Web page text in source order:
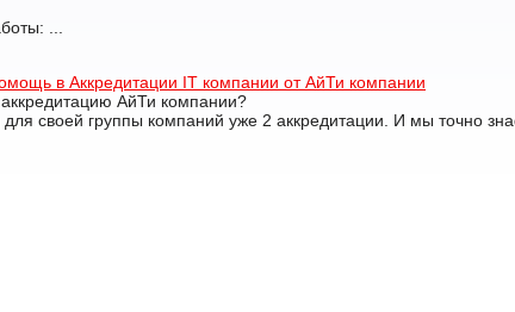
...
в Аккредитации IT компании от АйТи компании
аккредитацию АйТи компании?
своей группы компаний уже 2 аккредитации. И мы точно